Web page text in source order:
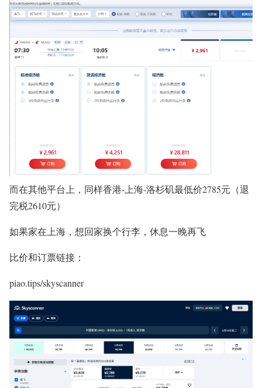
而在其他平台上，同样香港-上海-洛杉矶最低价2785元（退
完税2610元）
如果家在上海，想回家换个行李，休息一晚再飞
比价和订票链接：
piao.tips/skyscanner